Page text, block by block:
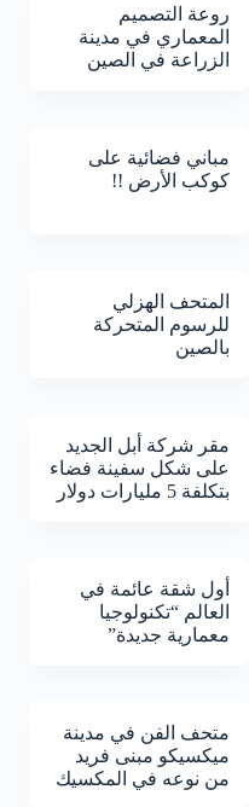
روعة التصميم
المعماري في مدينة
الزراعة في الصين
مباني فضائية على
كوكب الأرض !!
المتحف الهزلي
للرسوم المتحركة
بالصين
مقر شركة أبل الجديد
على شكل سفينة فضاء
بتكلفة 5 مليارات دولار
أول شقة عائمة في
العالم “تكنولوجيا
معمارية جديدة”
متحف الفن في مدينة
ميكسيكو مبنى فريد
من نوعه في المكسيك